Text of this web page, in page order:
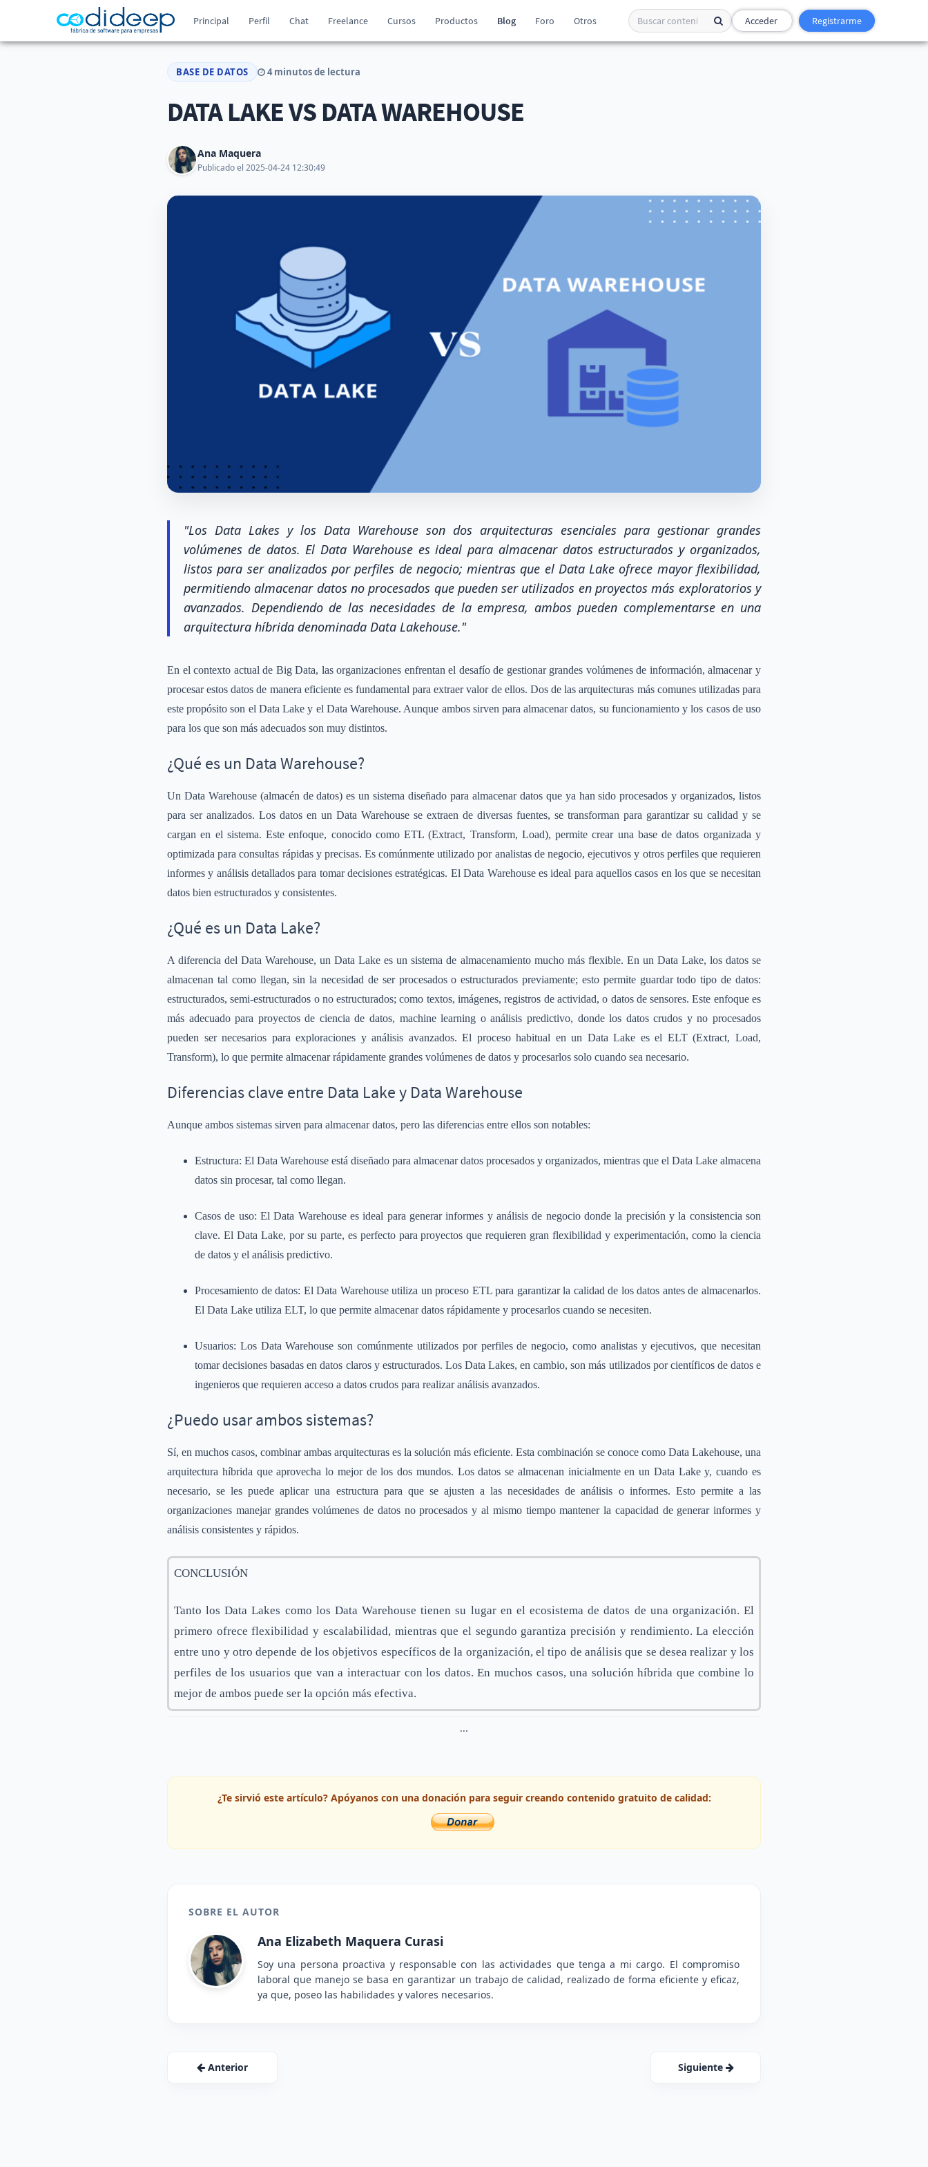
Principal Perfil Chat Freelance Cursos Productos Blog Foro Otros Acceder Registrarme
BASE DE DATOS 4 minutos de lectura
DATA LAKE VS DATA WAREHOUSE
Ana Maquera
Publicado el 2025-04-24 12:30:49
"Los Data Lakes y los Data Warehouse son dos arquitecturas esenciales para gestionar grandes
volúmenes de datos. El Data Warehouse es ideal para almacenar datos estructurados y organizados,
listos para ser analizados por perfiles de negocio; mientras que el Data Lake ofrece mayor flexibilidad,
permitiendo almacenar datos no procesados que pueden ser utilizados en proyectos más exploratorios y
avanzados. Dependiendo de las necesidades de la empresa, ambos pueden complementarse en una
arquitectura híbrida denominada Data Lakehouse."
En el contexto actual de Big Data, las organizaciones enfrentan el desafío de gestionar grandes volúmenes de información, almacenar y
procesar estos datos de manera eficiente es fundamental para extraer valor de ellos. Dos de las arquitecturas más comunes utilizadas para
este propósito son el Data Lake y el Data Warehouse. Aunque ambos sirven para almacenar datos, su funcionamiento y los casos de uso
para los que son más adecuados son muy distintos.
¿Qué es un Data Warehouse?
Un Data Warehouse (almacén de datos) es un sistema diseñado para almacenar datos que ya han sido procesados y organizados, listos
para ser analizados. Los datos en un Data Warehouse se extraen de diversas fuentes, se transforman para garantizar su calidad y se
cargan en el sistema. Este enfoque, conocido como ETL (Extract, Transform, Load), permite crear una base de datos organizada y
optimizada para consultas rápidas y precisas. Es comúnmente utilizado por analistas de negocio, ejecutivos y otros perfiles que requieren
informes y análisis detallados para tomar decisiones estratégicas. El Data Warehouse es ideal para aquellos casos en los que se necesitan
datos bien estructurados y consistentes.
¿Qué es un Data Lake?
A diferencia del Data Warehouse, un Data Lake es un sistema de almacenamiento mucho más flexible. En un Data Lake, los datos se
almacenan tal como llegan, sin la necesidad de ser procesados o estructurados previamente; esto permite guardar todo tipo de datos:
estructurados, semi-estructurados o no estructurados; como textos, imágenes, registros de actividad, o datos de sensores. Este enfoque es
más adecuado para proyectos de ciencia de datos, machine learning o análisis predictivo, donde los datos crudos y no procesados
pueden ser necesarios para exploraciones y análisis avanzados. El proceso habitual en un Data Lake es el ELT (Extract, Load,
Transform), lo que permite almacenar rápidamente grandes volúmenes de datos y procesarlos solo cuando sea necesario.
Diferencias clave entre Data Lake y Data Warehouse
Aunque ambos sistemas sirven para almacenar datos, pero las diferencias entre ellos son notables:
Estructura: El Data Warehouse está diseñado para almacenar datos procesados y organizados, mientras que el Data Lake almacena
datos sin procesar, tal como llegan.
Casos de uso: El Data Warehouse es ideal para generar informes y análisis de negocio donde la precisión y la consistencia son
clave. El Data Lake, por su parte, es perfecto para proyectos que requieren gran flexibilidad y experimentación, como la ciencia
de datos y el análisis predictivo.
Procesamiento de datos: El Data Warehouse utiliza un proceso ETL para garantizar la calidad de los datos antes de almacenarlos.
El Data Lake utiliza ELT, lo que permite almacenar datos rápidamente y procesarlos cuando se necesiten.
Usuarios: Los Data Warehouse son comúnmente utilizados por perfiles de negocio, como analistas y ejecutivos, que necesitan
tomar decisiones basadas en datos claros y estructurados. Los Data Lakes, en cambio, son más utilizados por científicos de datos e
ingenieros que requieren acceso a datos crudos para realizar análisis avanzados.
¿Puedo usar ambos sistemas?
Sí, en muchos casos, combinar ambas arquitecturas es la solución más eficiente. Esta combinación se conoce como Data Lakehouse, una
arquitectura híbrida que aprovecha lo mejor de los dos mundos. Los datos se almacenan inicialmente en un Data Lake y, cuando es
necesario, se les puede aplicar una estructura para que se ajusten a las necesidades de análisis o informes. Esto permite a las
organizaciones manejar grandes volúmenes de datos no procesados y al mismo tiempo mantener la capacidad de generar informes y
análisis consistentes y rápidos.
CONCLUSIÓN
Tanto los Data Lakes como los Data Warehouse tienen su lugar en el ecosistema de datos de una organización. El
primero ofrece flexibilidad y escalabilidad, mientras que el segundo garantiza precisión y rendimiento. La elección
entre uno y otro depende de los objetivos específicos de la organización, el tipo de análisis que se desea realizar y los
perfiles de los usuarios que van a interactuar con los datos. En muchos casos, una solución híbrida que combine lo
mejor de ambos puede ser la opción más efectiva.
...
¿Te sirvió este artículo? Apóyanos con una donación para seguir creando contenido gratuito de calidad:
SOBRE EL AUTOR
Ana Elizabeth Maquera Curasi
Soy una persona proactiva y responsable con las actividades que tenga a mi cargo. El compromiso
laboral que manejo se basa en garantizar un trabajo de calidad, realizado de forma eficiente y eficaz,
ya que, poseo las habilidades y valores necesarios.
Anterior Siguiente